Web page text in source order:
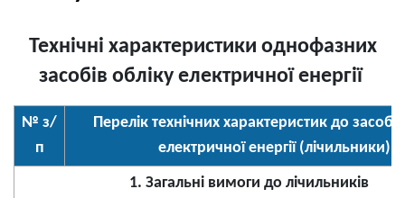
Технічні характеристики однофазних
засобів обліку електричної енергії
№ з/
п
Перелік технічних характеристик до
електричної енергії (лічильники)
1. Загальні вимоги до лічильників